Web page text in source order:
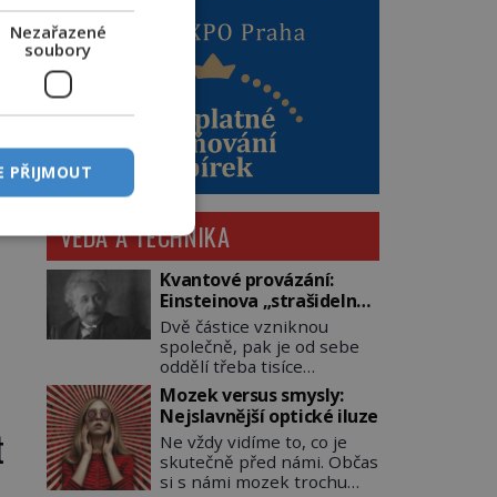
VĚDA A TECHNIKA
Kvantové provázání:
Einsteinova „strašidelná
akce na dálku“ dál mate i
fascinuje vědce
Dvě částice vzniknou
společně, pak je od sebe
oddělí třeba tisíce
kilometrů. Přesto se při
měření chovají, jako by
mezi nimi existovalo
neviditelné pouto. Albert
Einstein tomu s jistou
dávkou ironie říká
Mozek versus smysly:
Nejslavnější optické iluze
Ne vždy vidíme to, co je
skutečně před námi. Občas
si s námi mozek trochu
Nezařazené
soubory
PŘIJMOUT